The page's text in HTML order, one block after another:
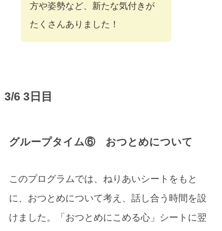
方や姿勢など、新たな気付きが
たくさんありました！
3/6 3日目
グループタイム⑥ おつとめについて
このプログラムでは、ねりあいシートをもと
に、おつとめについて考え、話し合う時間を設
けました。「おつとめにこめる心」シートに翌